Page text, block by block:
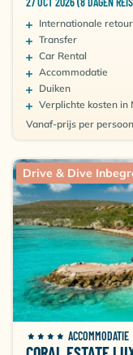
Internationale
Transfer
Car Rental
Accommodatie
Duiken
Verplichte kosten in
Vanaf-prijs per persoon
Drive & Dive
ACCOMMODATIE